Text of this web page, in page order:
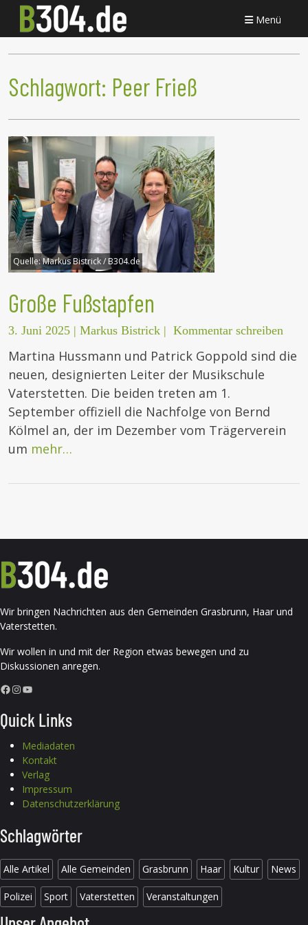
Menü
Schlagwort: Peer Frieß
Quelle:Markus Bistrick / B304.de
Große Fußstapfen
3. Juni 2025 | Markus Bistrick | Kommentar schreiben
Martina Hussmann und Patrick Goppold sind die
neuen, designierten Leiter der Musikschule
Vaterstetten. Die beiden treten am 1.
September offiziell die Nachfolge von Bernd
Kölmel an, der im Dezember vom Trägerverein
um mehr…
Wir bringen Nachrichten aus den Gemeinden Grasbrunn, Haar und
Vaterstetten.
Wir wollen in und mit der Region etwas bewegen und zu
Diskussionen anregen.
Facebook InstagramYouTube
Quick Links
Mediadaten
Kontakt
Verlag
Impressum
Datenschutzerklärung
Schlagwörter
Alle Artikel Alle Gemeinden Grasbrunn Haar Kultur News
Polizei Sport Vaterstetten Veranstaltungen